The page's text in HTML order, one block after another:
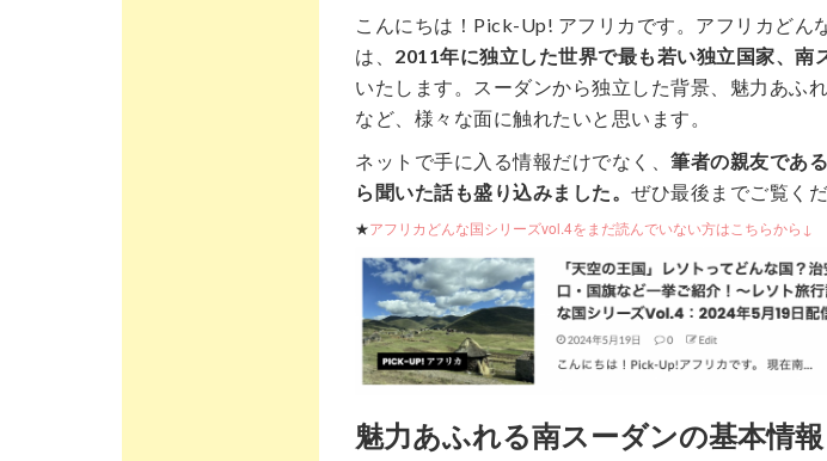
こんにちは！Pick-Up! アフリカです。アフリカどん
は、 2011年に独立した世界で最も若い独立国家、南
いたします。スーダンから独立した背景、魅力あふ
など、様々な面に触れたいと思います。
ネットで手に入る情報だけでなく、 筆者の親友であ
ら聞いた話も盛り込みました。 ぜひ最後までご覧くだ
★アフリカどんな国シリーズvol.4をまだ読んでいない方はこちらから↓
魅力あふれる南スーダンの基本情報